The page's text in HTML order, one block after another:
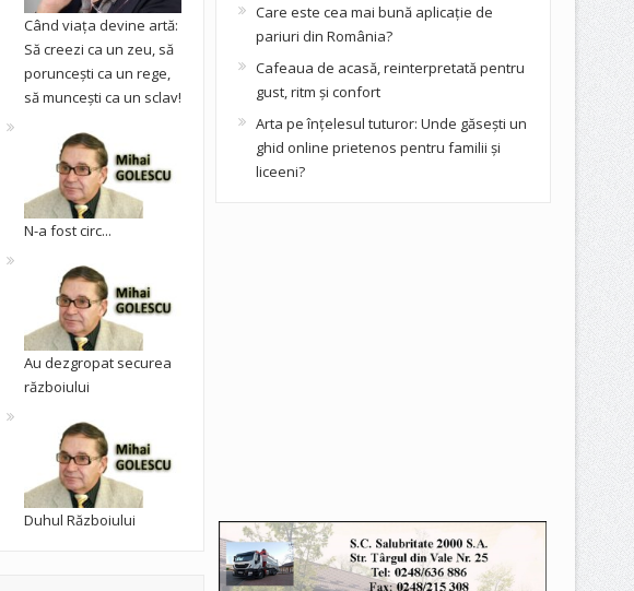
Când viața devine artă:
Să creezi ca un zeu, să
poruncești ca un rege,
să muncești ca un sclav!
N-a fost circ...
Au dezgropat securea
războiului
Duhul Războiului
Care este cea mai bună aplicație de
pariuri din România?
Cafeaua de acasă, reinterpretată pentru
gust, ritm și confort
Arta pe înțelesul tuturor: Unde găsești un
ghid online prietenos pentru familii și
liceeni?